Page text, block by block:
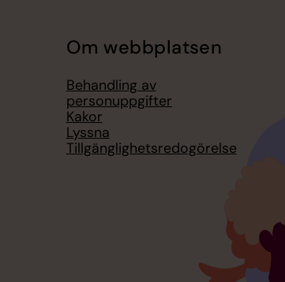
Om webbplatsen
Behandling av
personuppgifter
Kakor
Lyssna
Tillgänglighetsredogörelse